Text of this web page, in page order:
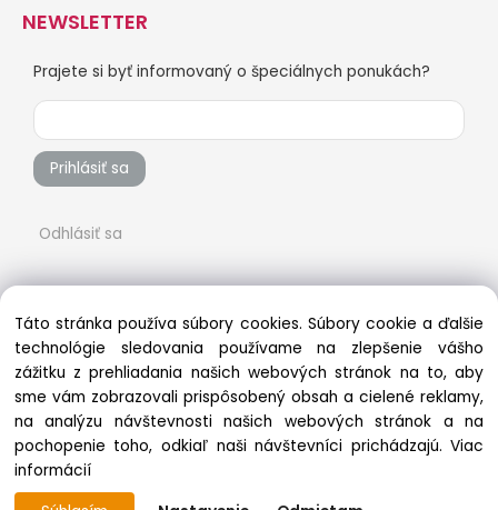
NEWSLETTER
Prajete si byť informovaný o špeciálnych ponukách?
Prihlásiť sa
Odhlásiť sa
Copyright © 2022 vsetkonaradie.sk, All rights reserved
Táto stránka používa súbory cookies. Súbory cookie a ďalšie
technológie sledovania používame na zlepšenie vášho
zážitku z prehliadania našich webových stránok na to, aby
sme vám zobrazovali prispôsobený obsah a cielené reklamy,
na analýzu návštevnosti našich webových stránok a na
pochopenie toho, odkiaľ naši návštevníci prichádzajú.Viac
informácií